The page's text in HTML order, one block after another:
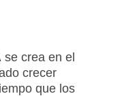
se crea en el
crecer
que los